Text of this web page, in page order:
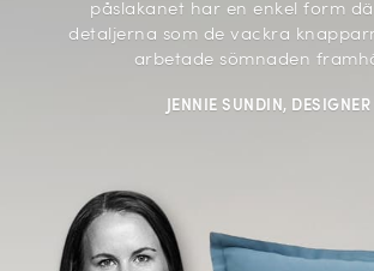
påslakanet har en enkel form
detaljerna som de vackra
arbetade sömnaden
JENNIE SUNDIN, DESIGNER